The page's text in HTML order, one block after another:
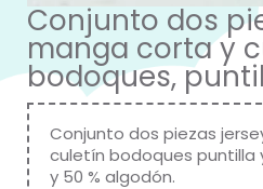
Conjunto dos
manga corta y
bodoques,
Conjunto dos piezas
culetín bodoques puntilla
y 50 % algodón.